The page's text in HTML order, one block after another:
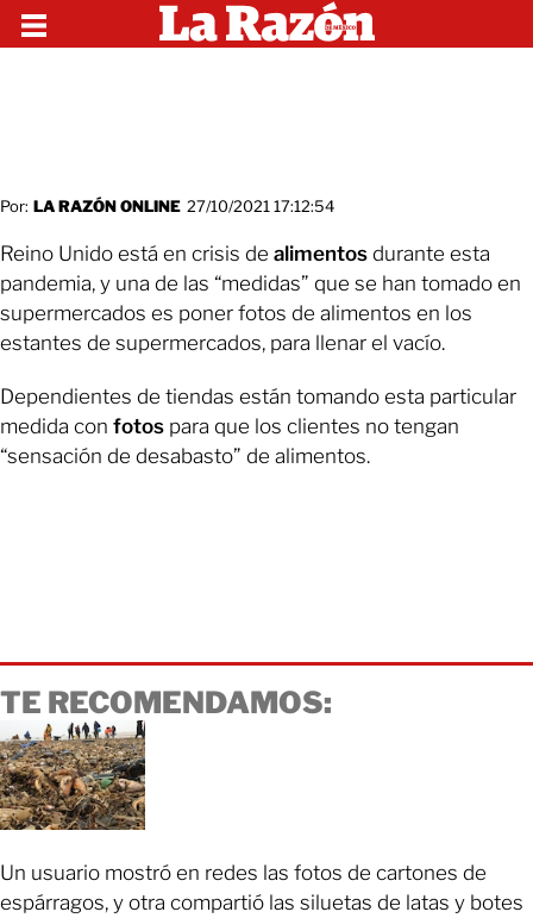
Por: LA RAZÓN ONLINE 27/10/2021 17:12:54
Reino Unido está en crisis de alimentos durante esta
pandemia, y una de las “medidas” que se han tomado en
supermercados es poner fotos de alimentos en los
estantes de supermercados, para llenar el vacío.
Dependientes de tiendas están tomando esta particular
medida con fotos para que los clientes no tengan
“sensación de desabasto” de alimentos.
TE RECOMENDAMOS:
Un usuario mostró en redes las fotos de cartones de
espárragos, y otra compartió las siluetas de latas y botes